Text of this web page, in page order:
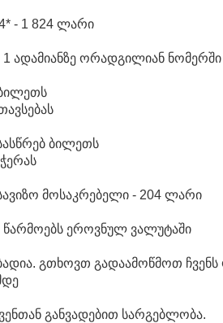
- 1 824 ლარი
ადამიანზე ორადგილიან ნომერში
ბილეთს
მოსაკრებელი - 204 ლარი
წარმოებს ეროვნულ ვალუტაში
გთხოვთ გადაამოწმოთ
განვადებით სარგებლობა.